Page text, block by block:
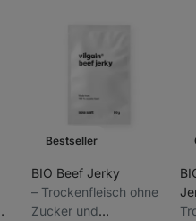
Bestseller
BIO Beef Jerky
⁠–⁠ Trockenfleisch ohne
Zucker und